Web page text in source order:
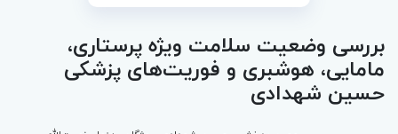
بررسی وضعیت سلامت ویژه پرستاری،
مامایی، هوشبری و فوریت‌های پزشکی
حسین شهدادی